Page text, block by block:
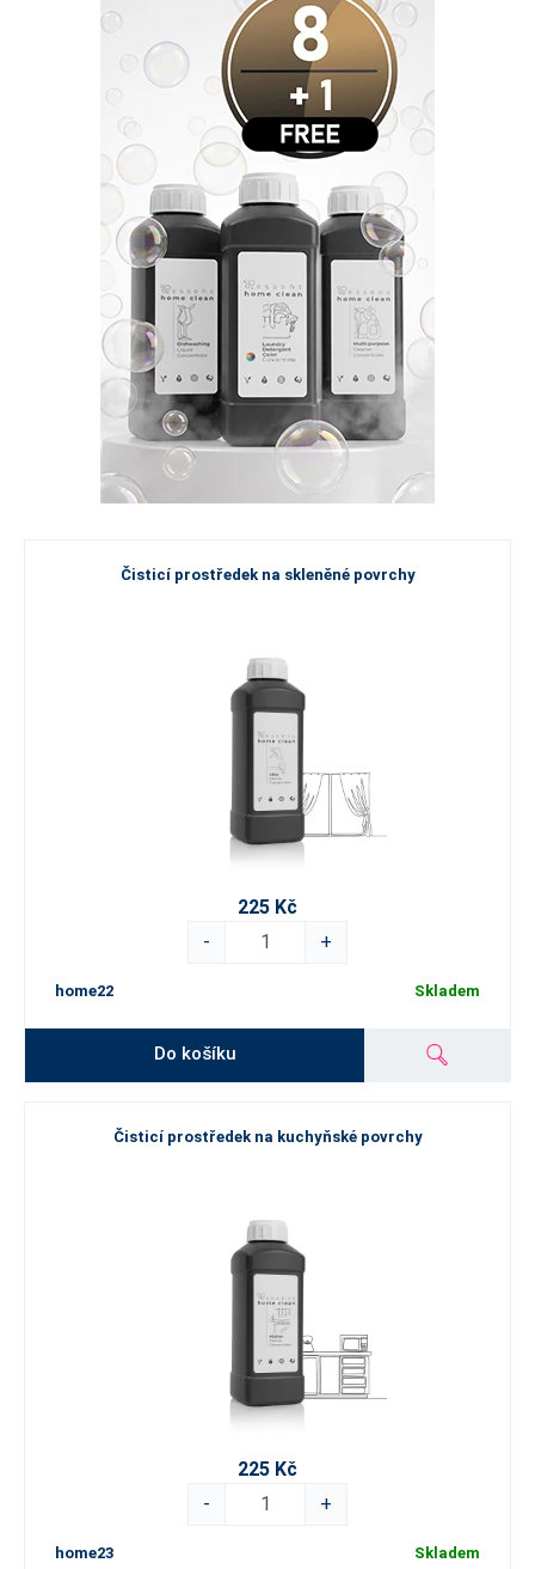
Čisticí prostředek na skleněné povrchy
225 Kč
-
+
home22 Skladem
Do košíku
Čisticí prostředek na kuchyňské povrchy
225 Kč
-
+
home23 Skladem